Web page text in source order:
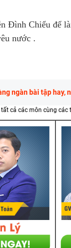
Đình Chiểu để
nước .
ngàn bài tập hay,
cả các môn cùng các